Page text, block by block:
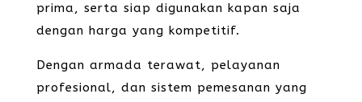
prima, serta siap digunakan kapan saja
dengan harga yang kompetitif.
Dengan armada terawat, pelayanan
profesional, dan sistem pemesanan yang